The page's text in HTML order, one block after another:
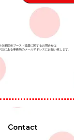
企業団体ブース・協賛に関するお問合せは
記にある事務局のメールアドレスにお願い致します。
Contact